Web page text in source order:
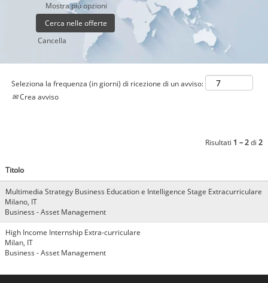
Mostra più opzioni
Cancella
Seleziona la frequenza (in giorni) di ricezione di un avviso:
Crea avviso
Risultati 1 – 2di 2
Titolo
Multimedia Strategy Business Education e Intelligence Stage Extracurriculare
Milano, IT
Business - Asset Management
High Income Internship Extra-curriculare
Milan, IT
Business - Asset Management